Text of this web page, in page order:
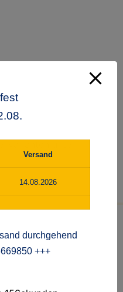
Versand
14.08.2026
durchgehend
+++